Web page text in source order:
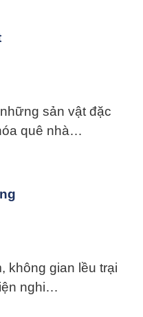
sản vật đặc
quê nhà…
không gian lều trại
nghi…